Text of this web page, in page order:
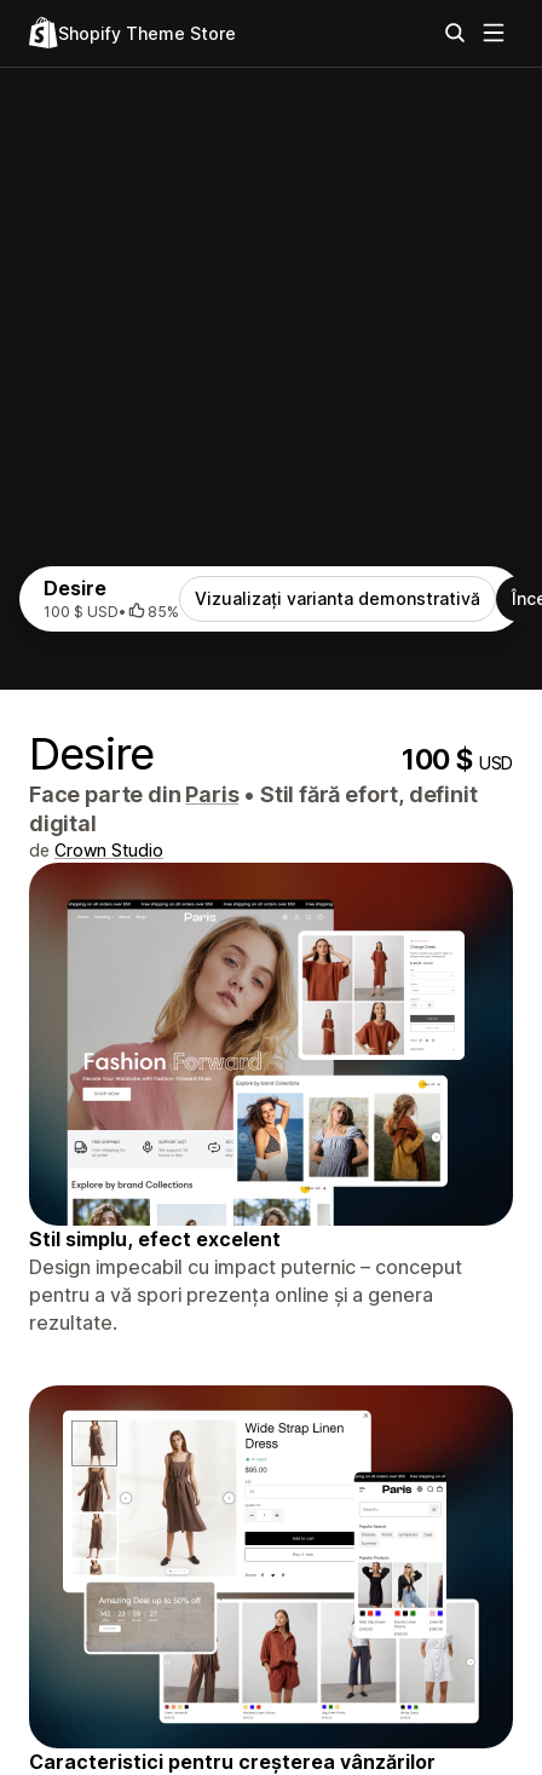
Shopify Theme Store
Desire
100 $ USD• 85%
Vizualizați varianta demonstrativă
Desire 100 $USD
Face parte din Paris • Stil fără efort, definit
digital
de Crown Studio
Stil simplu, efect excelent
Design impecabil cu impact puternic – conceput
pentru a vă spori prezența online și a genera
rezultate.
Caracteristici pentru creșterea vânzărilor